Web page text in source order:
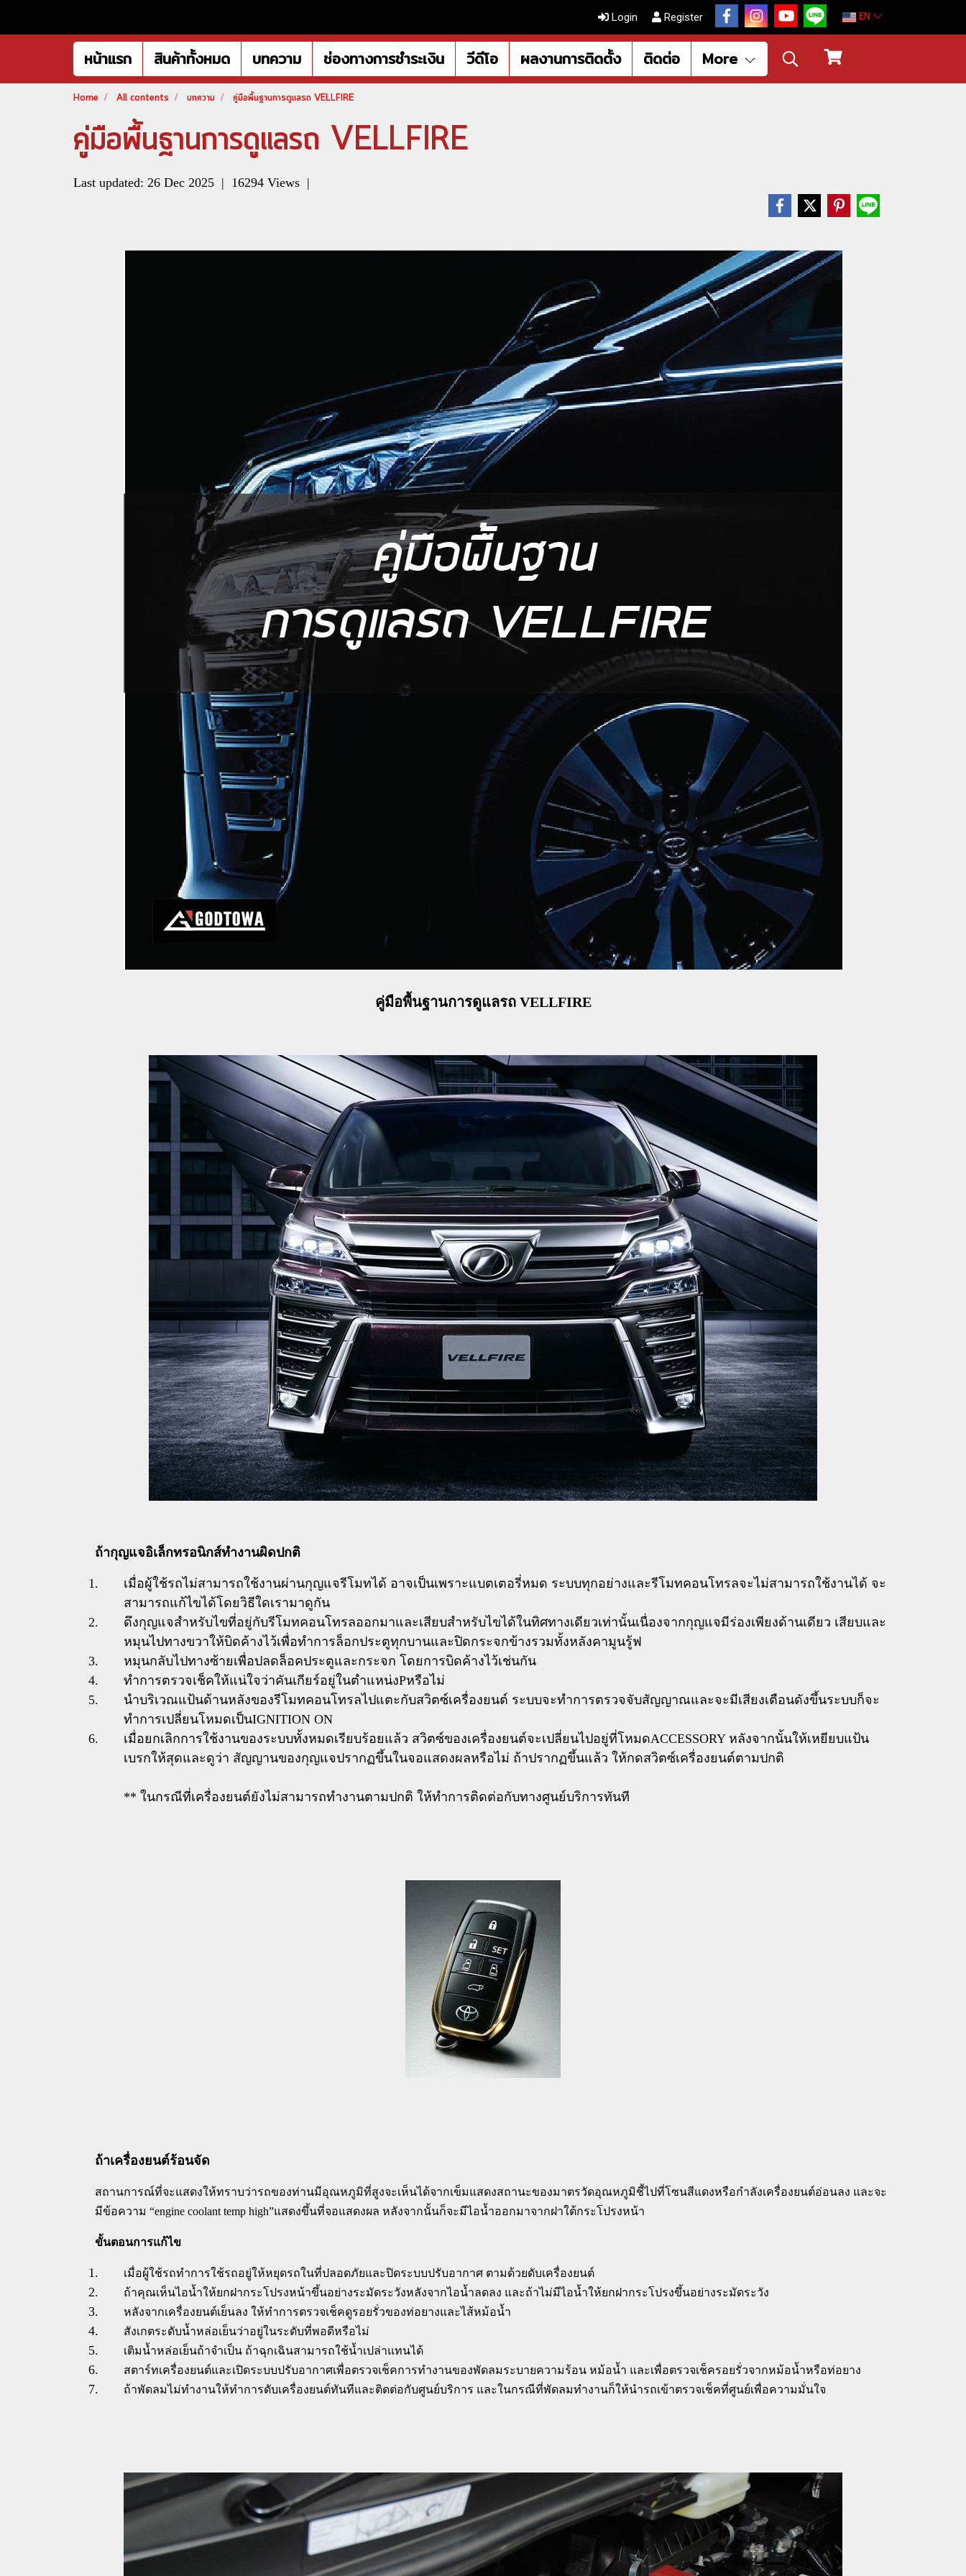
Login Register EN
หน้าแรก สินค้าทั้งหมด บทความ ช่องทางการชำระเงิน วีดีโอ ผลงานการติดตั้ง ติดต่อ More
Home All contents บทความ คู่มือพื้นฐานการดูแลรถ VELLFIRE
คู่มือพื้นฐานการดูแลรถ VELLFIRE
Last updated: 26 Dec 2025 | 16294 Views |
คู่มือพื้นฐานการดูแลรถ VELLFIRE
ถ้ากุญแจอิเล็กทรอนิกส์ทำงานผิดปกติ
เมื่อผู้ใช้รถไม่สามารถใช้งานผ่านกุญแจรีโมทได้ อาจเป็นเพราะแบตเตอรี่หมด ระบบทุกอย่างและรีโมทคอนโทรลจะไม่สามารถใช้งานได้ จะ
สามารถแก้ไขได้โดยวิธีใดเรามาดูกัน
ดึงกุญแจสำหรับไขที่อยู่กับรีโมทคอนโทรลออกมาและเสียบสำหรับไขได้ในทิศทางเดียวเท่านั้นเนื่องจากกุญแจมีร่องเพียงด้านเดียว เสียบและ
หมุนไปทางขวาให้บิดค้างไว้เพื่อทำการล็อกประตูทุกบานและปิดกระจกข้างรวมทั้งหลังคามูนรู้ฟ
หมุนกลับไปทางซ้ายเพื่อปลดล็อคประตูและกระจก โดยการบิดค้างไว้เช่นกัน
ทำการตรวจเช็คให้แน่ใจว่าคันเกียร์อยู่ในตำแหน่งPหรือไม่
นำบริเวณแป้นด้านหลังของรีโมทคอนโทรลไปแตะกับสวิตซ์เครื่องยนต์ ระบบจะทำการตรวจจับสัญญาณและจะมีเสียงเตือนดังขึ้นระบบก็จะ
ทำการเปลี่ยนโหมดเป็นIGNITION ON
เมื่อยกเลิกการใช้งานของระบบทั้งหมดเรียบร้อยแล้ว สวิตซ์ของเครื่องยนต์จะเปลี่ยนไปอยู่ที่โหมดACCESSORY หลังจากนั้นให้เหยียบแป้น
เบรกให้สุดและดูว่า สัญญานของกุญแจปรากฏขึ้นในจอแสดงผลหรือไม่ ถ้าปรากฏขึ้นแล้ว ให้กดสวิตซ์เครื่องยนต์ตามปกติ
** ในกรณีที่เครื่องยนต์ยังไม่สามารถทำงานตามปกติ ให้ทำการติดต่อกับทางศูนย์บริการทันที
ถ้าเครื่องยนต์ร้อนจัด
สถานการณ์ที่จะแสดงให้ทราบว่ารถของท่านมีอุณหภูมิที่สูงจะเห็นได้จากเข็มแสดงสถานะของมาตรวัดอุณหภูมิชี้ไปที่โซนสีแดงหรือกำลังเครื่องยนต์อ่อนลง และจะ
มีข้อความ “engine coolant temp high”แสดงขึ้นที่จอแสดงผล หลังจากนั้นก็จะมีไอน้ำออกมาจากฝาใต้กระโปรงหน้า
ขั้นตอนการแก้ไข
เมื่อผู้ใช้รถทำการใช้รถอยู่ให้หยุดรถในที่ปลอดภัยและปิดระบบปรับอากาศ ตามด้วยดับเครื่องยนต์
ถ้าคุณเห็นไอน้ำให้ยกฝากระโปรงหน้าขึ้นอย่างระมัดระวังหลังจากไอน้ำลดลง และถ้าไม่มีไอน้ำให้ยกฝากระโปรงขึ้นอย่างระมัดระวัง
หลังจากเครื่องยนต์เย็นลง ให้ทำการตรวจเช็คดูรอยรั่วของท่อยางและไส้หม้อน้ำ
สังเกตระดับน้ำหล่อเย็นว่าอยู่ในระดับที่พอดีหรือไม่
เติมน้ำหล่อเย็นถ้าจำเป็น ถ้าฉุกเฉินสามารถใช้น้ำเปล่าแทนได้
สตาร์ทเครื่องยนต์และเปิดระบบปรับอากาศเพื่อตรวจเช็คการทำงานของพัดลมระบายความร้อน หม้อน้ำ และเพื่อตรวจเช็ครอยรั่วจากหม้อน้ำหรือท่อยาง
ถ้าพัดลมไม่ทำงานให้ทำการดับเครื่องยนต์ทันทีและติดต่อกับศูนย์บริการ และในกรณีที่พัดลมทำงานก็ให้นำรถเข้าตรวจเช็คที่ศูนย์เพื่อความมั่นใจ